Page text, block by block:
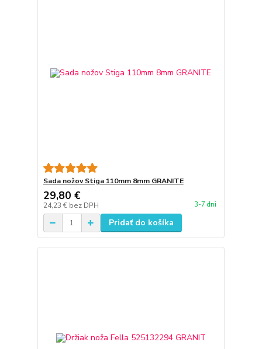
Sada nožov Stiga 110mm 8mm GRANITE
29,80 €
24,23 € bez DPH 3-7 dni
Pridať do košíka